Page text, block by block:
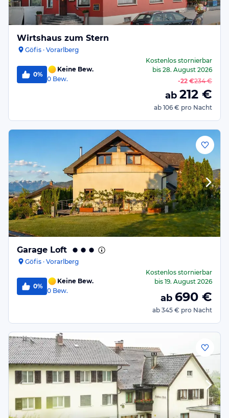
Wirtshaus zum Stern
Göfis · Vorarlberg
0%
Keine Bew.
0 Bew.
Kostenlos stornierbar
bis 28. August 2026
-22 €234 €
ab 212 €
ab 106 € pro Nacht
Garage Loft
Göfis · Vorarlberg
0%
Keine Bew.
0 Bew.
Kostenlos stornierbar
bis 19. August 2026
ab 690 €
ab 345 € pro Nacht